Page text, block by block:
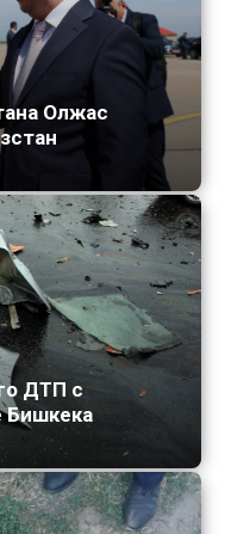
Олжас
ДТП с
Бишкека